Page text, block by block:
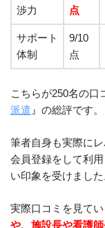
渉力
点
サポート
体制
9/10
点
こちらが250名の口
派遣 』の総評です。
筆者自身も実際に
会員登録をして利
い印象を受けました
実際口コミを見てい
や、施設長や看護